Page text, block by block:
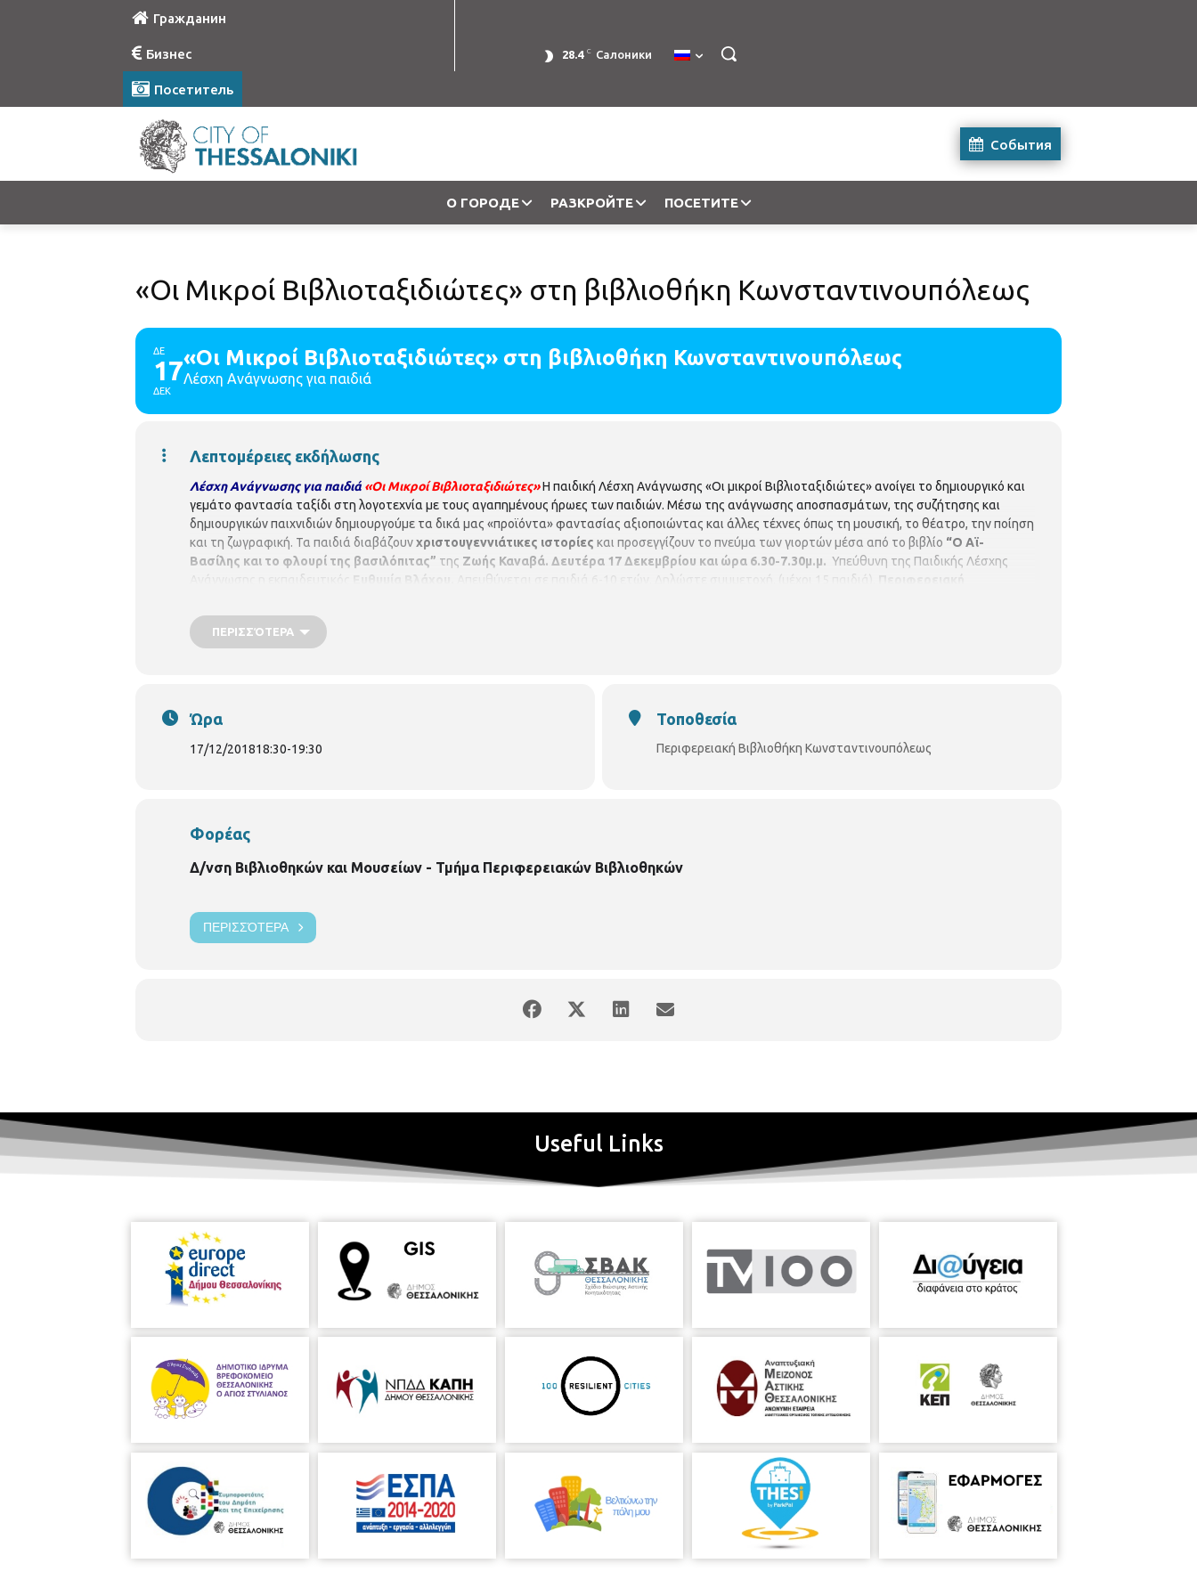
Гражданин
Бизнес
Посетитель
28.4 C Салоники
События
О ГОРОДЕ РАЗКРОЙТЕ ПОСЕТИТЕ
«Οι Μικροί Βιβλιοταξιδιώτες» στη βιβλιοθήκη Κωνσταντινουπόλεως
ΔΕ
17
ΔΕΚ
«Οι Μικροί Βιβλιοταξιδιώτες» στη βιβλιοθήκη Κωνσταντινουπόλεως
Λέσχη Ανάγνωσης για παιδιά
Λεπτομέρειες εκδήλωσης
Λέσχη Ανάγνωσης για παιδιά «Οι Μικροί Βιβλιοταξιδιώτες»Η παιδική Λέσχη Ανάγνωσης «Οι μικροί Βιβλιοταξιδιώτες» ανοίγει το δημιουργικό και
γεμάτο φαντασία ταξίδι στη λογοτεχνία με τους αγαπημένους ήρωες των παιδιών. Μέσω της ανάγνωσης αποσπασμάτων, της συζήτησης και
δημιουργικών παιχνιδιών δημιουργούμε τα δικά μας «προϊόντα» φαντασίας αξιοποιώντας και άλλες τέχνες όπως τη μουσική, το θέατρο, την ποίηση
και τη ζωγραφική. Τα παιδιά διαβάζουνχριστουγεννιάτικες ιστορίες και προσεγγίζουν το πνεύμα των γιορτών μέσα από το βιβλίο “Ο Αϊ-
Βασίλης και το φλουρί της βασιλόπιτας” της Ζωής Καναβά. Δευτέρα 17 Δεκεμβρίου και ώρα 6.30-7.30μ.μ. Υπεύθυνη της Παιδικής Λέσχης
Ανάγνωσης η εκπαιδευτικός
Ευθυμία Βλάχου. Απευθύνεται σε παιδιά 6-10 ετών. Δηλώστε συμμετοχή. (μέχρι 15 παιδιά).
Περιφερειακή
ΠΕΡΙΣΣΌΤΕΡΑ
Ώρα
17/12/201818:30-19:30
Τοποθεσία
Περιφερειακή Βιβλιοθήκη Κωνσταντινουπόλεως
Φορέας
Δ/νση Βιβλιοθηκών και Μουσείων - Τμήμα Περιφερειακών Βιβλιοθηκών
ΠΕΡΙΣΣΌΤΕΡΑ
Useful Links